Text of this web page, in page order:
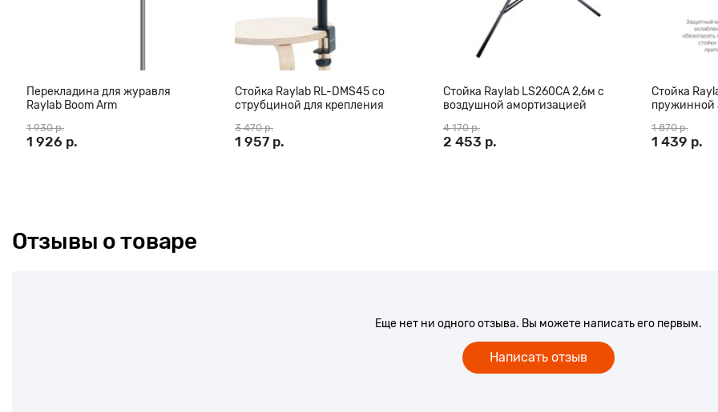
Перекладина для журавля
Raylab Boom Arm
1 930 р.
1 926 р.
Стойка Raylab RL-DMS45 со
струбциной для крепления
3 470 р.
1 957 р.
Стойка Raylab LS260CA 2,6м с
воздушной амортизацией
4 170 р.
2 453 р.
Стойка
пружинной
1 870 р.
1 439 р.
Отзывы о товаре
Еще нет ни одного отзыва. Вы можете написать его первым.
Написать отзыв